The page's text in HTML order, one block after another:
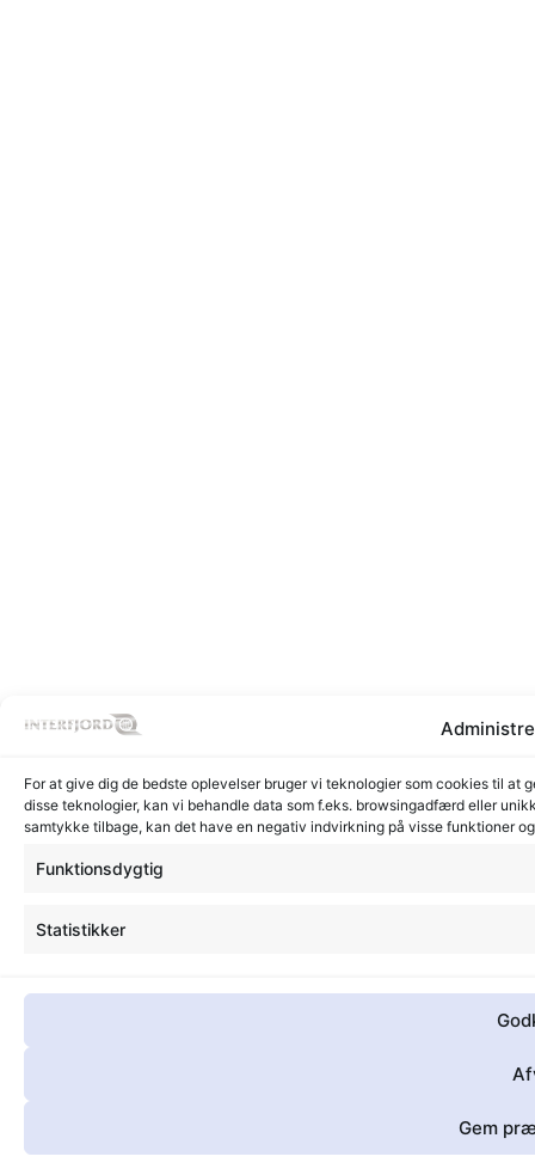
For at give dig de bedste oplevelser bruger vi teknologier som cookies til
disse teknologier, kan vi behandle data som f.eks. browsingadfærd eller
samtykke tilbage, kan det have en negativ indvirkning på visse funktioner
Funktionsdygtig
Statistikker
Gem